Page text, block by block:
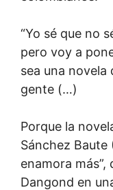
“Yo sé que no
pero voy a
sea una novela
gente (…)
Porque la
Sánchez Baute
enamora
Dangond en